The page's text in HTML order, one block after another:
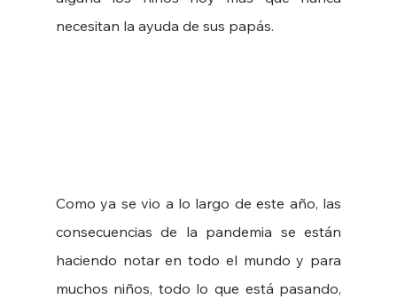
necesitan la ayuda de sus papás.
Como ya se vio a lo largo de este año, las
consecuencias de la pandemia se están
haciendo notar en todo el mundo y para
muchos niños, todo lo que está pasando,